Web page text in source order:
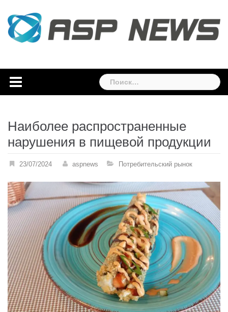
content
Найти:
Наиболее распространенные
нарушения в пищевой продукции
23/07/2024 aspnews Потребительский рынок